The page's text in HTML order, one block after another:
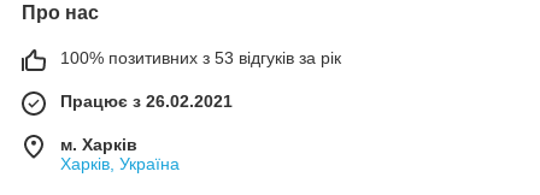
Про нас
100% позитивних з 53 відгуків за рік
Працює з 26.02.2021
м. Харків
Харків, Україна